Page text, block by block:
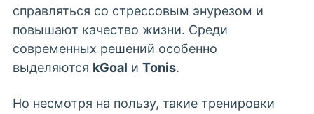
справляться со стрессовым энурезом и
повышают качество жизни. Среди
современных решений особенно
выделяются kGoal и Tonis.
Но несмотря на пользу, такие тренировки